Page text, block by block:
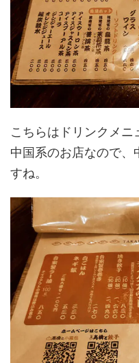
こちらはドリンクメニ
中国系のお店なので
すね。